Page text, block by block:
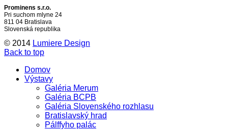
Prominens s.r.o.
Pri suchom mlyne 24
811 04 Bratislava
Slovenská republika
© 2014 Lumiere Design
Back to top
Domov
Výstavy
Galéria Merum
Galéria BCPB
Galéria Slovenského rozhlasu
Bratislavský hrad
Pálffyho palác